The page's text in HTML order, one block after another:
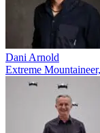
Dani Arnold
Extreme